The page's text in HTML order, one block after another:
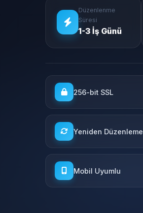
Düzenlenme
Süresi
1-3 İş Günü
256-bit SSL
Yeniden Düzenleme
Mobil Uyumlu